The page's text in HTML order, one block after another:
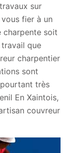
sur
fier à un
charpente soit
que
charpentier
sont
très
En Xaintois,
couvreur